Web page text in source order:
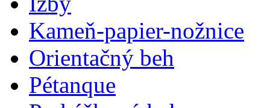
Kameň-papier-nožnice
Orientačný beh
Pétanque